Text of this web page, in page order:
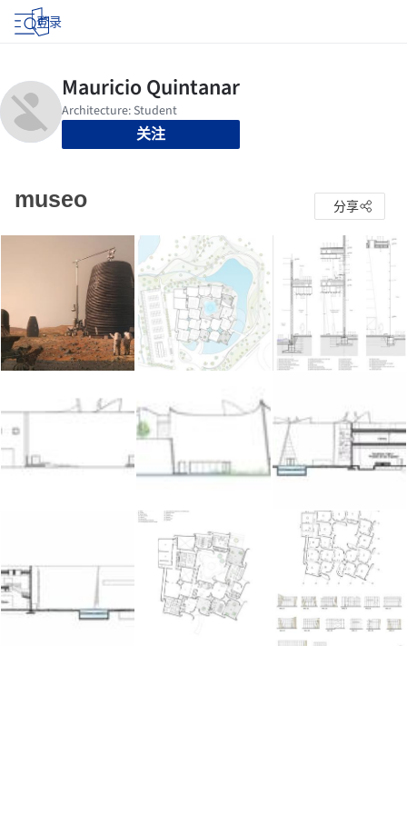
登录
关注
museo 分享